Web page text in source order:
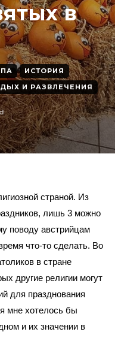
в
ИСТОРИЯ
И РАЗВЛЕЧЕНИЯ
страной. Из
лишь 3 можно
поводу австрийцам
что-то сделать. Во
в стране
другие религии могут
для празднования
мне хотелось бы
и их значении в